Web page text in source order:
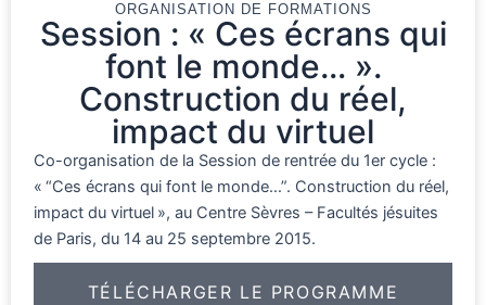
ORGANISATION DE FORMATIONS
Session : « Ces écrans qui
font le monde… ».
Construction du réel,
impact du virtuel
Co-organisation de la Session de rentrée du 1er cycle :
« “Ces écrans qui font le monde…”. Construction du réel,
impact du virtuel », au Centre Sèvres – Facultés jésuites
de Paris, du 14 au 25 septembre 2015.
TÉLÉCHARGER LE PROGRAMME